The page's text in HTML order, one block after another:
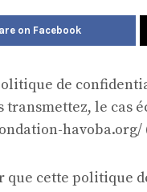
on Facebook
de
transmettez, le cas
havoba.org/
cette politique